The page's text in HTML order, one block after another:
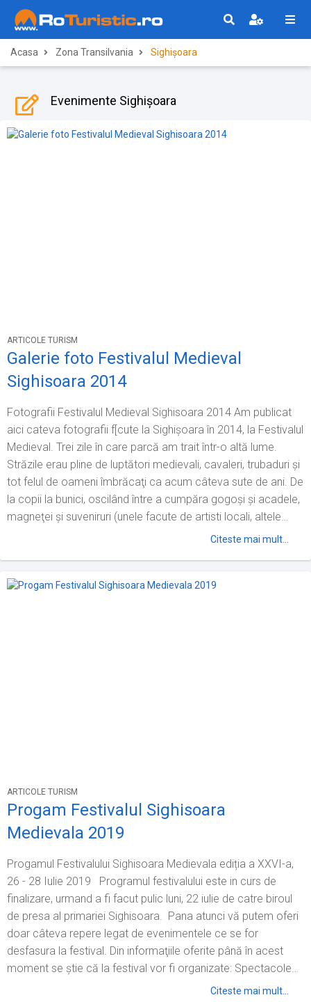
Acasa Zona Transilvania Sighișoara
Evenimente Sighișoara
ARTICOLE TURISM
Galerie foto Festivalul Medieval
Sighisoara 2014
Fotografii Festivalul Medieval Sighisoara 2014 Am publicat
aici cateva fotografii f[cute la Sighișoara în 2014, la Festivalul
Medieval. Trei zile în care parcă am trait într-o altă lume.
Străzile erau pline de luptători medievali, cavaleri, trubaduri și
tot felul de oameni îmbrăcaţi ca acum câteva sute de ani. De
la copii la bunici, oscilând între a cumpăra gogoşi şi acadele,
magneţei şi suveniruri (unele facute de artisti locali, altele
vizibil aduse din china), toată lumea era fascinată...
Citeste mai mult...
ARTICOLE TURISM
Progam Festivalul Sighisoara
Medievala 2019
Progamul Festivalului Sighisoara Medievala ediția a XXVI-a,
26 - 28 Iulie 2019 Programul festivalului este in curs de
finalizare, urmand a fi facut pulic luni, 22 iulie de catre biroul
de presa al primariei Sighisoara. Pana atunci vă putem oferi
doar câteva repere legat de evenimentele ce se for
desfasura la festival. Din informaţiile oferite până în acest
moment se ştie că la festival vor fi organizate: Spectacole
de muzică și dansuri medievale Spectacole de...Citeste mai mult...